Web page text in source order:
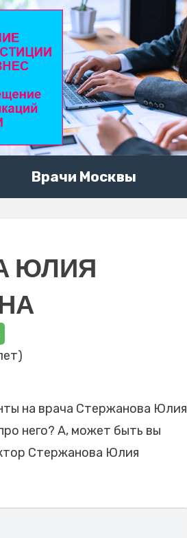
Врачи Москвы
ЮЛИЯ
на врача Стержанова Юлия
него? А, может быть вы
Стержанова Юлия